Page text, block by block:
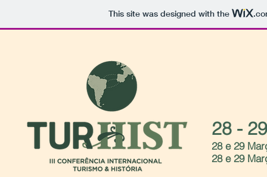
This site was designed with the
28 -
28 e 29
28 e 29